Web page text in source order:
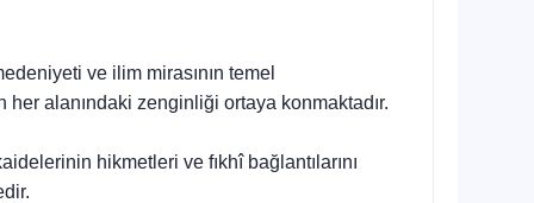
ve ilim mirasının temel
her alanındaki zenginliği ortaya konmaktadır.
hikmetleri ve fıkhî bağlantılarını